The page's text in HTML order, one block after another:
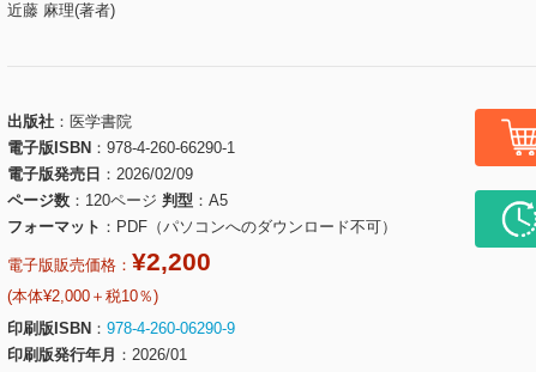
近藤 麻理(著者)
出版社
医学書院
電子版ISBN
978-4-260-66290-1
電子版発売日
2026/02/09
ページ数
120ページ 判型
A5
フォーマット
PDF（パソコンへのダウンロード不可）
電子版販売価格： ¥2,200
(本体¥2,000＋税10％)
印刷版ISBN
978-4-260-06290-9
印刷版発行年月
2026/01